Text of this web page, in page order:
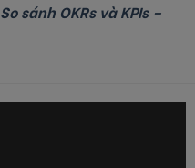
So sánh OKRs và KPIs –